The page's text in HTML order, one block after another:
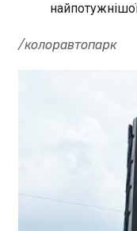
/колоравтопарк